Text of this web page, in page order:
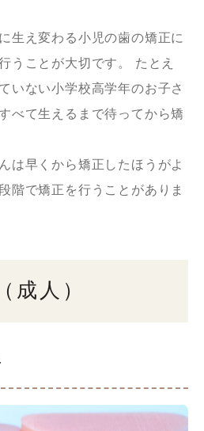
生え変わる小児の歯の矯正に
うことが大切です。 たとえ
いない小学校高学年のお子さ
べて生えるまで待ってから矯
は早くから矯正したほうがよ
階で矯正を行うことがありま
成人）